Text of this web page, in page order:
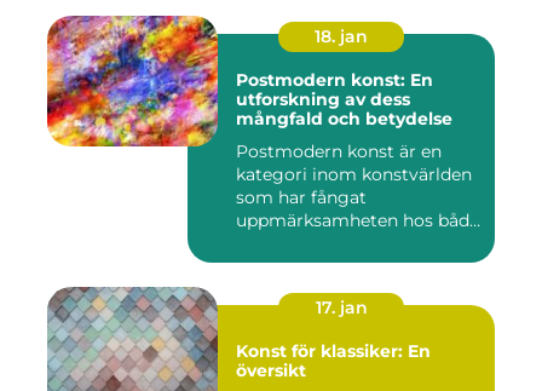
18. jan
Postmodern konst: En
utforskning av dess
mångfald och betydelse
Postmodern konst är en
kategori inom konstvärlden
som har fångat
uppmärksamheten hos både
17. jan
Konst för klassiker: En
översikt